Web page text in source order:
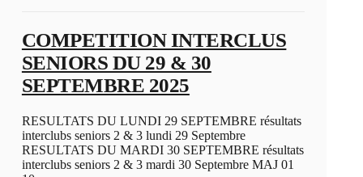
COMPETITION INTERCLUS
SENIORS DU 29 & 30
SEPTEMBRE 2025
RESULTATS DU LUNDI 29 SEPTEMBRE résultats
interclubs seniors 2 & 3 lundi 29 Septembre
RESULTATS DU MARDI 30 SEPTEMBRE résultats
interclubs seniors 2 & 3 mardi 30 Septembre MAJ 01